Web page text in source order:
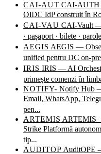
CAI-AUT CAI-AUTH
OIDC IdP construit în
CAI-VAU CAI-Vault
· pașaport · bilete ·
AEGIS AEGIS —
unified pentru DC on-
IRIS IRIS — AI
primește comenzi în
NOTIFY- Notify Hub —
Email, WhatsApp,
pen...
ARTEMIS ARTEMIS
Strike Platformă
tip...
AUDITOP AuditOPE